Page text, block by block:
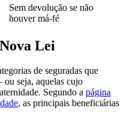
Sem devolução se não
houver má-fé
Lei
de seguradas que
seja, aquelas cujo
Segundo a página
, as principais beneficiárias